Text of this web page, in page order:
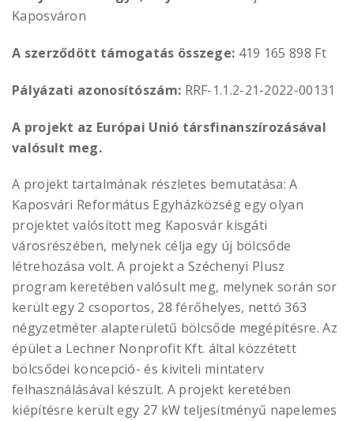
Kaposváron
A szerződött támogatás összege: 419 165 898 Ft
Pályázati azonosítószám: RRF-1.1.2-21-2022-00131
A projekt az Európai Unió társfinanszírozásával
valósult meg.
A projekt tartalmának részletes bemutatása: A
Kaposvári Református Egyházközség egy olyan
projektet valósított meg Kaposvár kisgáti
városrészében, melynek célja egy új bölcsőde
létrehozása volt. A projekt a Széchenyi Plusz
program keretében valósult meg, melynek során sor
került egy 2 csoportos, 28 férőhelyes, nettó 363
négyzetméter alapterületű bölcsőde megépítésre. Az
épület a Lechner Nonprofit Kft. által közzétett
bölcsődei koncepció- és kiviteli mintaterv
felhasználásával készült. A projekt keretében
kiépítésre került egy 27 kW teljesítményű napelemes